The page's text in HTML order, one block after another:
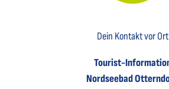
Dein Kontakt vor Ort
Tourist-
Nordseebad